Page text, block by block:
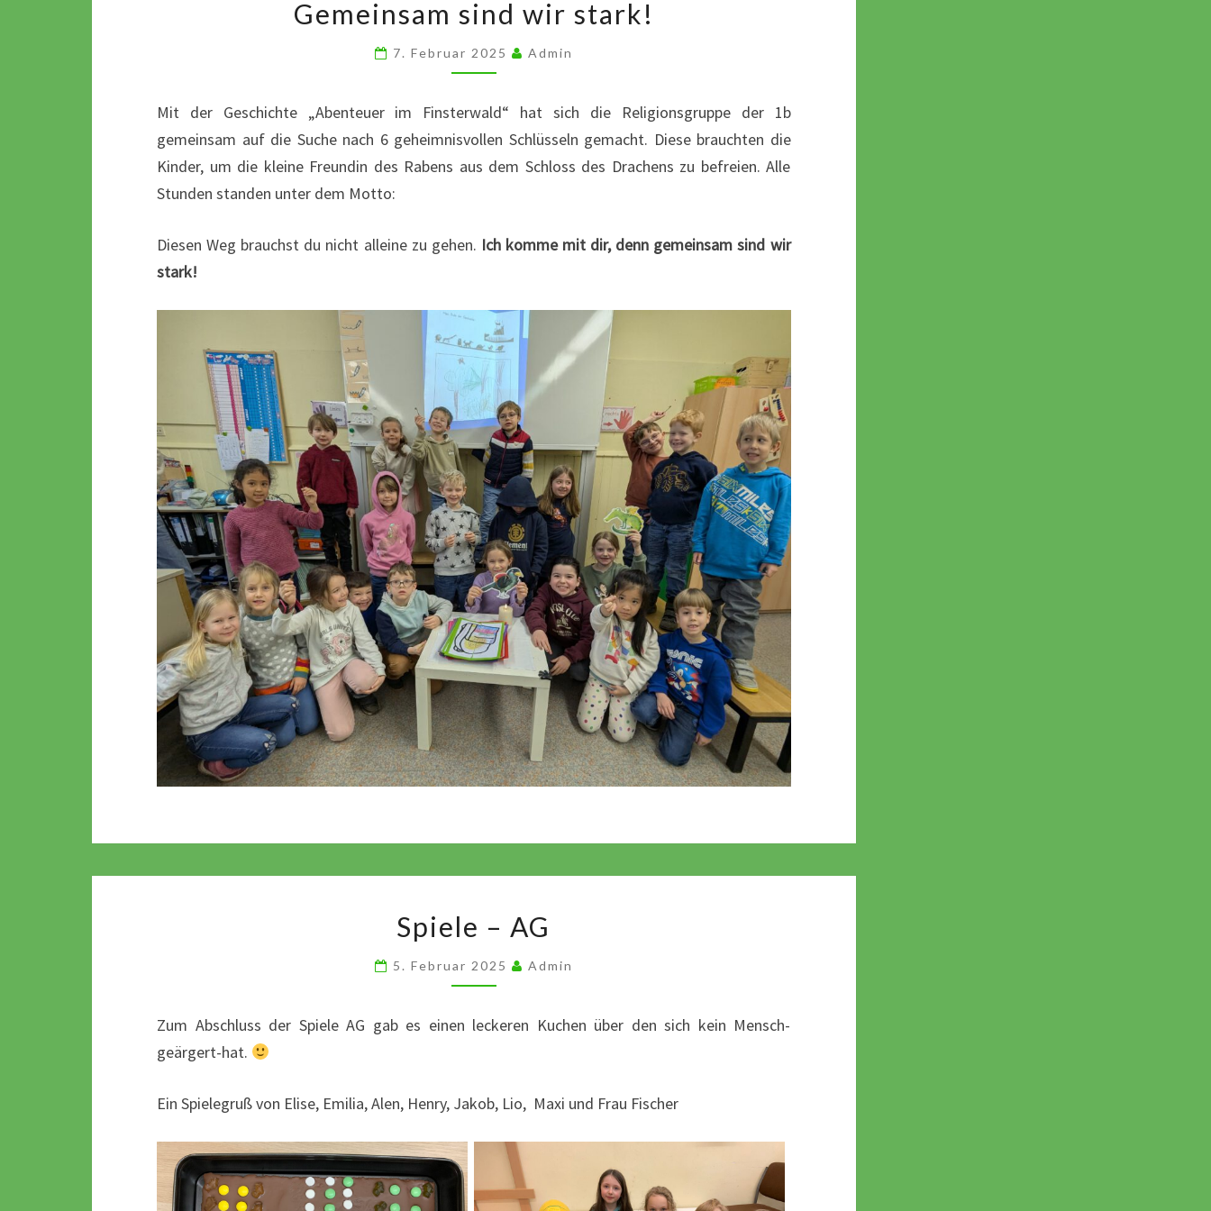
sind
wir
stark!
Gemeinsam sind wir stark!
7. Februar 2025 Admin
Mit der Geschichte „Abenteuer im Finsterwald“ hat sich die Religionsgruppe der 1b
gemeinsam auf die Suche nach 6 geheimnisvollen Schlüsseln gemacht. Diese brauchten die
Kinder, um die kleine Freundin des Rabens aus dem Schloss des Drachens zu befreien. Alle
Stunden standen unter dem Motto:
Diesen Weg brauchst du nicht alleine zu gehen. Ich komme mit dir, denn gemeinsam sind wir
stark!
–
AG
Spiele – AG
5. Februar 2025 Admin
Zum Abschluss der Spiele AG gab es einen leckeren Kuchen über den sich kein Mensch-
geärgert-hat.
Ein Spielegruß von Elise, Emilia, Alen, Henry, Jakob, Lio, Maxi und Frau Fischer